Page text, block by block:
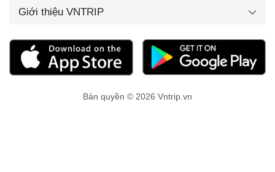
Giới thiệu VNTRIP
Bản quyền © 2026 Vntrip.vn